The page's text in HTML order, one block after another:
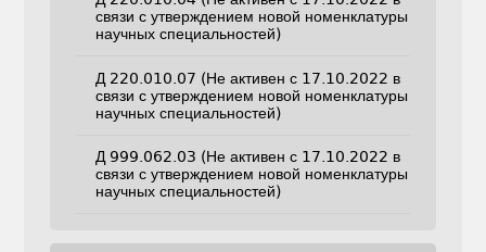
связи с утверждением новой номенклатуры
научных специальностей)
Д 220.010.07 (Не активен с 17.10.2022 в
связи с утверждением новой номенклатуры
научных специальностей)
Д 999.062.03 (Не активен с 17.10.2022 в
связи с утверждением новой номенклатуры
научных специальностей)